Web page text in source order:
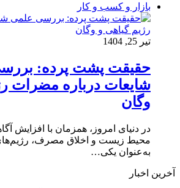
بازار و کسب و کار
تیر 25, 1404
حقیقت پشت پرده:
شایعات درباره مضرات
وگان
در دنیای امروز، همزمان با افزایش
محیط‌ زیست و اخلاق مصرف،
به‌عنوان یکی…
آخرین اخبار